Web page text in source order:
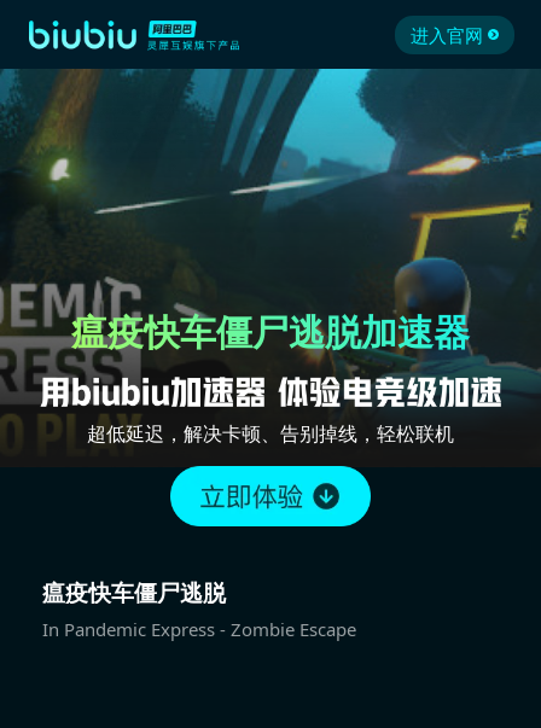
进入官网
瘟疫快车僵尸逃脱加速器
超低延迟，解决卡顿、告别掉线，轻松联机
瘟疫快车僵尸逃脱
In Pandemic Express - Zombie Escape